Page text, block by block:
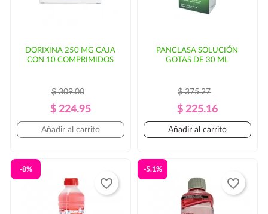
DORIXINA 250 MG CAJA
CON 10 COMPRIMIDOS
Precio
Regular
$ 309.00
Precio
$ 224.95
Añadir al carrito
PANCLASA SOLUCIÓN
GOTAS DE 30 ML
Precio
Regular
$ 375.27
Precio
$ 225.16
Añadir al carrito
-8%
favorite_border
-5.1%
favorite_border